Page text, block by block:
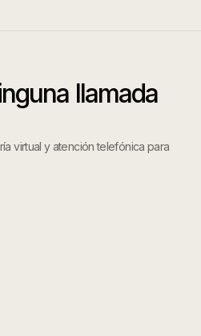
llamada
virtual y atención telefónica para